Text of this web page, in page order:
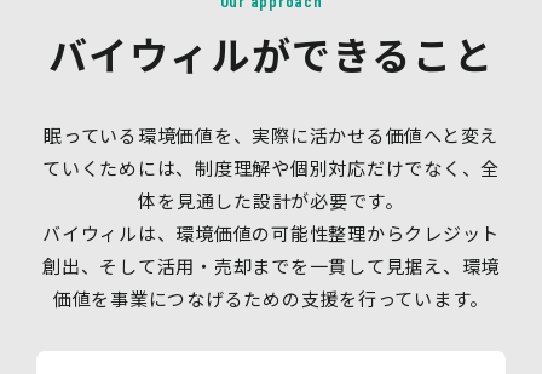
バイウィルができること
眠っている環境価値を、実際に活かせる価値へと変え
ていくためには、制度理解や個別対応だけでなく、全
体を見通した設計が必要です。
バイウィルは、環境価値の可能性整理からクレジット
創出、そして活用・売却までを一貫して見据え、環境
価値を事業につなげるための支援を行っています。